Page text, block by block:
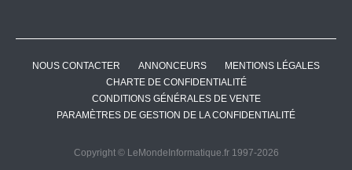
NOUS CONTACTER ANNONCEURS
MENTIONS LÉGALES
CHARTE DE CONFIDENTIALITÉ
CONDITIONS GÉNÉRALES DE VENTE
PARAMÈTRES DE GESTION DE LA CONFIDENTIALITÉ
Copyright © LeMondeInformatique.fr 1997-2026